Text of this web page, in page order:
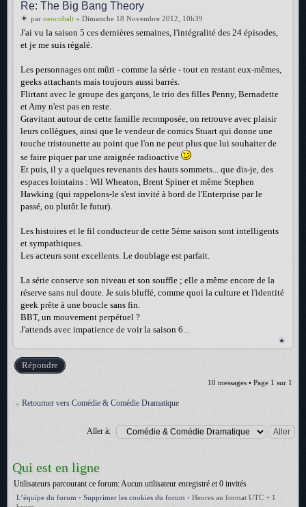
Re: The Big Bang Theory
par neocobalt » Dimanche 18 Novembre 2012, 10h39
J'ai vu la saison 5 ces dernières semaines, l'intégralité des 24 épisodes,
et je me suis régalé.
Les personnages ont mûri - comme la série - tout en restant eux-mêmes,
geeks attachants mais toujours aussi barrés.
Flirtant avec le groupe des garçons, le trio des filles Penny, Bernadette
et Amy n'est pas en reste.
Gravitant autour de cette famille recomposée, on retrouve avec plaisir
leurs collègues, ainsi que le vendeur de comics Stuart qui donne une
touche tristounette au point que l'on ne peut plus que lui souhaiter de
se faire piquer par une araignée radioactive
Et puis, il y a quelques revenants des hauts sommets... que dis-je, des
espaces lointains : Wil Wheaton, Brent Spiner et même Stephen
Hawking (qui rappelons-le s'est invité à bord de l'Enterprise par le
passé, ou plutôt le futur).
Les histoires et le fil conducteur de cette 5ème saison sont intelligents
et sympathiques.
Les acteurs sont excellents. Le doublage est parfait.
La série conserve son niveau et son souffle ; elle a même encore de la
réserve sans nul doute. Je suis bluffé, comme quoi la culture et l'identité
geek prête à une boucle sans fin.
BBT, un mouvement perpétuel ?
J'attends avec impatience de voir la saison 6...
Répondre
10 messages • Page 1 sur 1
Retourner vers Comédie & Comédie Dramatique
Aller à:
Qui est en ligne
Utilisateurs parcourant ce forum: Aucun utilisateur enregistré et 0 invités
L’équipe du forum • Supprimer les cookies du forum • Heures au format UTC + 1